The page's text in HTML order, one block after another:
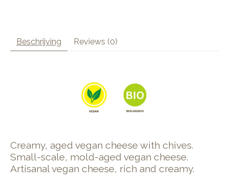
Beschrijving Reviews (0)
Creamy, aged vegan cheese with chives.
Small-scale, mold-aged vegan cheese.
Artisanal vegan cheese, rich and creamy.